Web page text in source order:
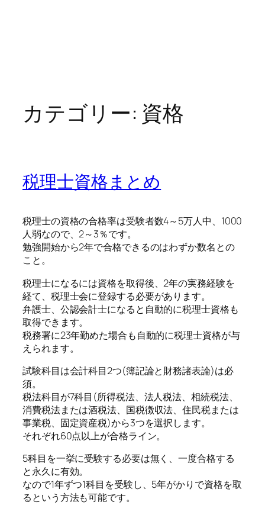
カテゴリー: 資格
税理士資格まとめ
税理士の資格の合格率は受験者数4～5万人中、1000
人弱なので、2～3％です。
勉強開始から2年で合格できるのはわずか数名との
こと。
税理士になるには資格を取得後、2年の実務経験を
経て、税理士会に登録する必要があります。
弁護士、公認会計士になると自動的に税理士資格も
取得できます。
税務署に23年勤めた場合も自動的に税理士資格が与
えられます。
試験科目は会計科目2つ(簿記論と財務諸表論)は必
須。
税法科目が7科目(所得税法、法人税法、相続税法、
消費税法または酒税法、国税徴収法、住民税または
事業税、固定資産税)から3つを選択します。
それぞれ60点以上が合格ライン。
5科目を一挙に受験する必要は無く、一度合格する
と永久に有効。
なので1年ずつ1科目を受験し、5年がかりで資格を取
るという方法も可能です。